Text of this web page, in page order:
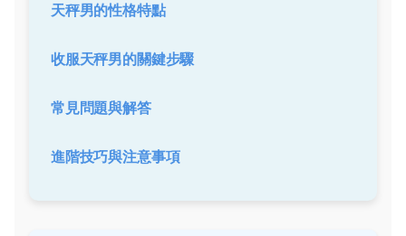
天秤男的性格特點
收服天秤男的關鍵步驟
常見問題與解答
進階技巧與注意事項